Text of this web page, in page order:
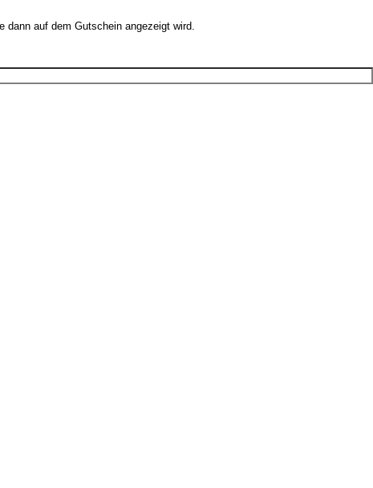
dann auf dem Gutschein angezeigt wird.